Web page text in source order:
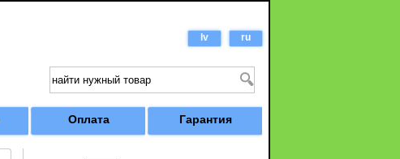
lv ru
Оплата Гарантия